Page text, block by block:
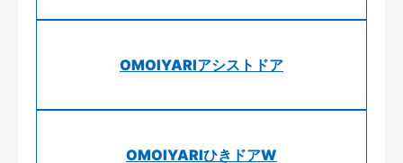
OMOIYARIアシストドア
OMOIYARIひきドアW